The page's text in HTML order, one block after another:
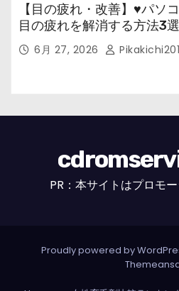
【目の疲れ・改善】♥パソ
目の疲れを解消する方法3
市の女性・美容鍼灸・整体
6月 27, 2026
PR：本サイトはプロモ
Proudly powered by